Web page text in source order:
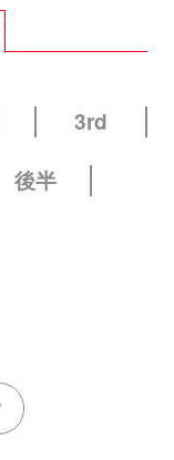
3rd
後半